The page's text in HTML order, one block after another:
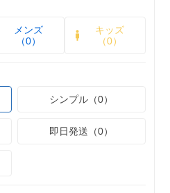
メンズ
（0）
キッズ
（0）
シンプル（0）
即日発送（0）